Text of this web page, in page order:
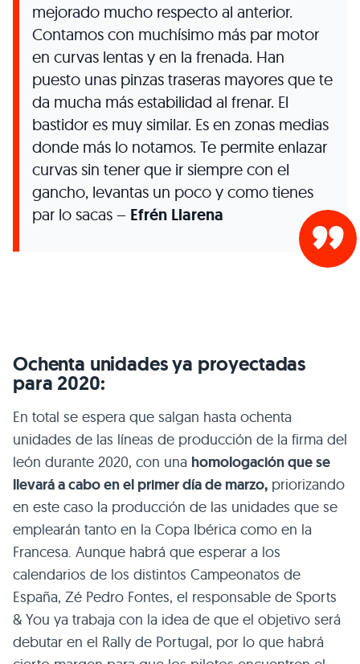
mejorado mucho respecto al anterior.
Contamos con muchísimo más par motor
en curvas lentas y en la frenada. Han
puesto unas pinzas traseras mayores que te
da mucha más estabilidad al frenar. El
bastidor es muy similar. Es en zonas medias
donde más lo notamos. Te permite enlazar
curvas sin tener que ir siempre con el
gancho, levantas un poco y como tienes
par lo sacas – Efrén Llarena
Ochenta unidades ya proyectadas
para 2020:
En total se espera que salgan hasta ochenta
unidades de las líneas de producción de la firma del
león durante 2020, con una homologación que se
llevará a cabo en el primer día de marzo, priorizando
en este caso la producción de las unidades que se
emplearán tanto en la Copa Ibérica como en la
Francesa. Aunque habrá que esperar a los
calendarios de los distintos Campeonatos de
España, Zé Pedro Fontes, el responsable de Sports
& You ya trabaja con la idea de que el objetivo será
debutar en el Rally de Portugal, por lo que habrá